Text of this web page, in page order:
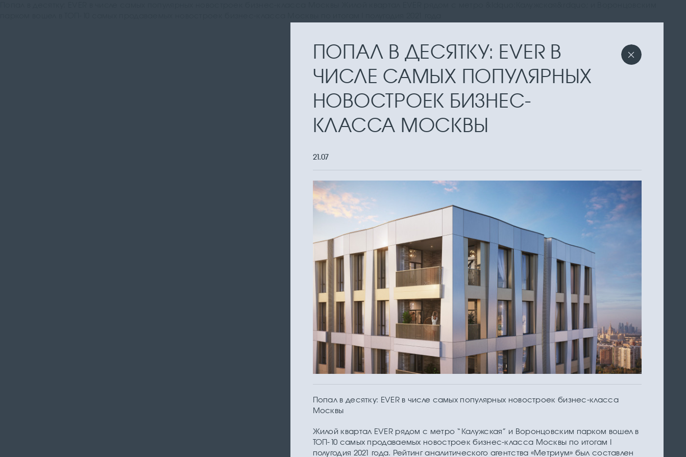
ПОПАЛ В ДЕСЯТКУ: EVER В
ЧИСЛЕ САМЫХ ПОПУЛЯРНЫХ
НОВОСТРОЕК БИЗНЕС-
КЛАССА МОСКВЫ
21.07
Попал в десятку: EVER в числе самых популярных новостроек бизнес-класса
Москвы
Жилой квартал EVER рядом с метро “Калужская” и Воронцовским парком вошел в
ТОП-10 самых продаваемых новостроек бизнес-класса Москвы по итогам I
полугодия 2021 года. Рейтинг аналитического агентства «Метриум» был составлен